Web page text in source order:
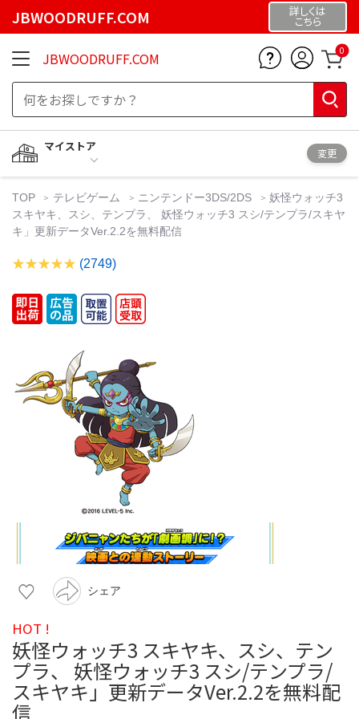
JBWOODRUFF.COM 詳しくは
こちら
JBWOODRUFF.COM 0
マイストア
変更
TOP テレビゲーム ニンテンドー3DS/2DS
妖怪ウォッチ3
スキヤキ、スシ、テンプラ、 妖怪ウォッチ3 スシ/テンプラ/スキヤ
キ」更新データVer.2.2を無料配信
(2749)
シェア
HOT !
妖怪ウォッチ3 スキヤキ、スシ、テン
プラ、 妖怪ウォッチ3 スシ/テンプラ/
スキヤキ」更新データVer.2.2を無料配
信